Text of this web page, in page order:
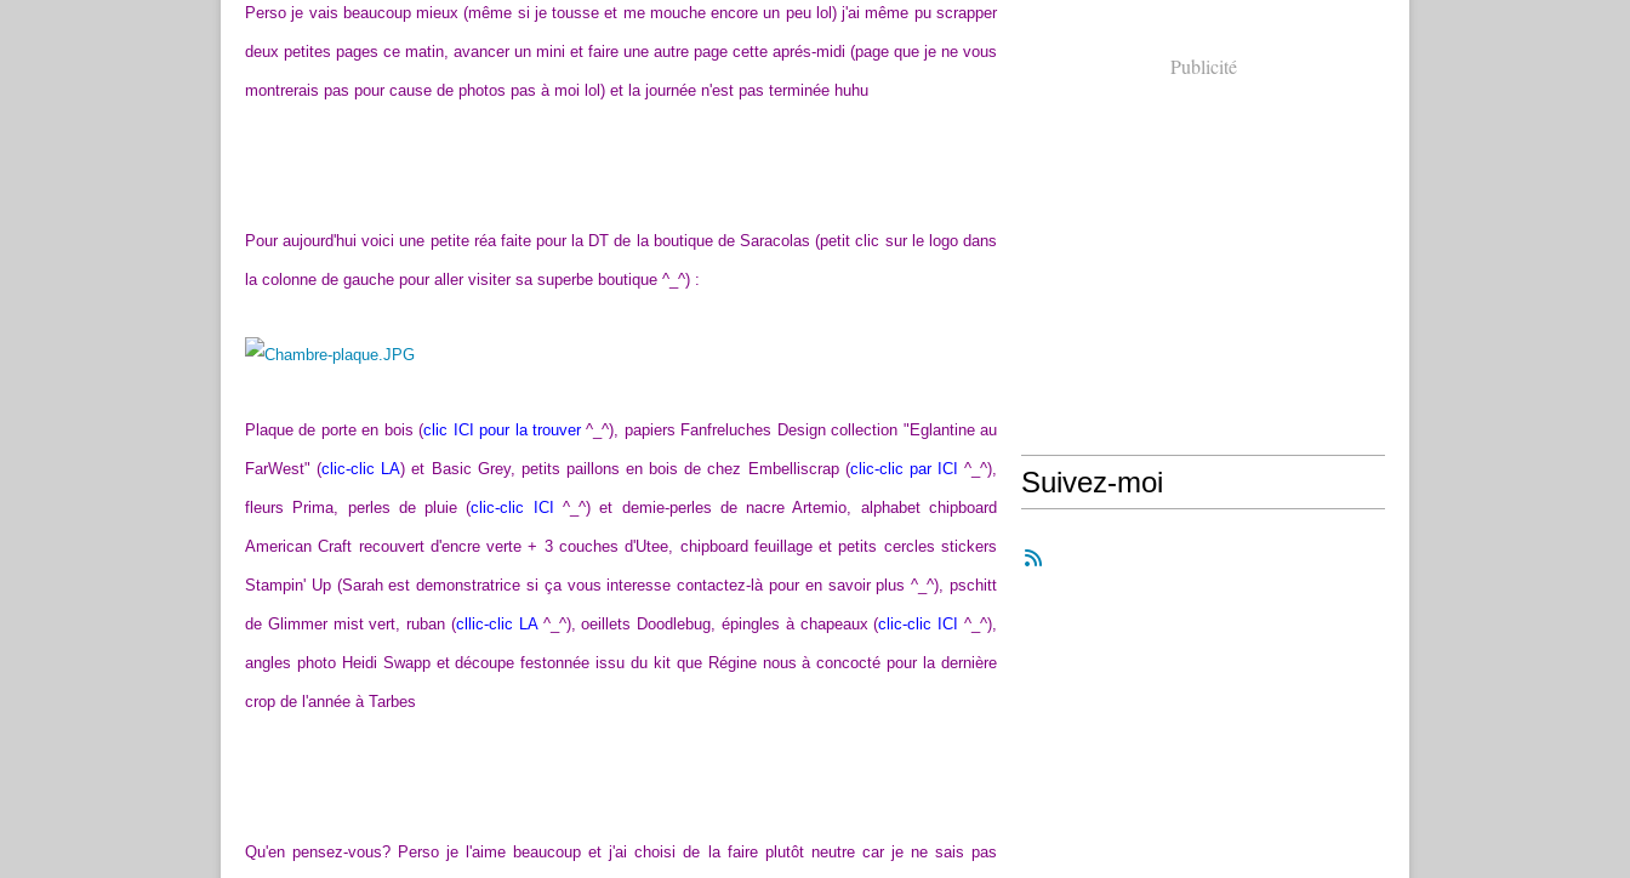
Perso je vais beaucoup mieux (même si je tousse et me mouche encore un peu lol) j'ai même pu scrapper
deux petites pages ce matin, avancer un mini et faire une autre page cette aprés-midi (page que je ne vous
montrerais pas pour cause de photos pas à moi lol) et la journée n'est pas terminée huhu
Pour aujourd'hui voici une petite réa faite pour la DT de la boutique de Saracolas (petit clic sur le logo dans
la colonne de gauche pour aller visiter sa superbe boutique ^_^) :
Plaque de porte en bois (clic ICI pour la trouver^_^), papiers Fanfreluches Design collection "Eglantine au
FarWest" (clic-clic LA) et Basic Grey, petits paillons en bois de chez Embelliscrap (clic-clic par ICI ^_^),
fleurs Prima, perles de pluie (clic-clic ICI ^_^) et demie-perles de nacre Artemio, alphabet chipboard
American Craft recouvert d'encre verte + 3 couches d'Utee, chipboard feuillage et petits cercles stickers
Stampin' Up (Sarah est demonstratrice si ça vous interesse contactez-là pour en savoir plus ^_^), pschitt
de Glimmer mist vert, ruban (cllic-clic LA^_^), oeillets Doodlebug, épingles à chapeaux (clic-clic ICI ^_^),
angles photo Heidi Swapp et découpe festonnée issu du kit que Régine nous à concocté pour la dernière
crop de l'année à Tarbes
Qu'en pensez-vous? Perso je l'aime beaucoup et j'ai choisi de la faire plutôt neutre car je ne sais pas
Publicité
Suivez-moi